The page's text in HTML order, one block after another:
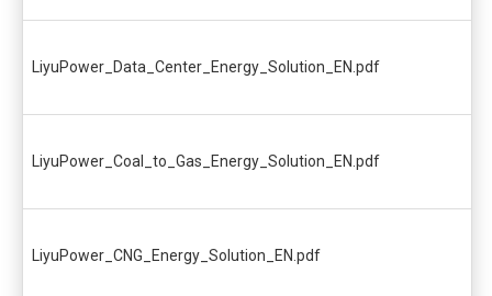
LiyuPower_Data_Center_Energy_Solution_EN.pdf
LiyuPower_Coal_to_Gas_Energy_Solution_EN.pdf
LiyuPower_CNG_Energy_Solution_EN.pdf